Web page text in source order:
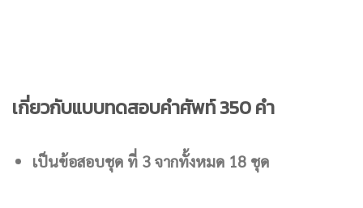
เกี่ยวกับแบบทดสอบคำศัพท์ 350 คำ
เป็นข้อสอบชุด ที่ 3 จากทั้งหมด 18 ชุด